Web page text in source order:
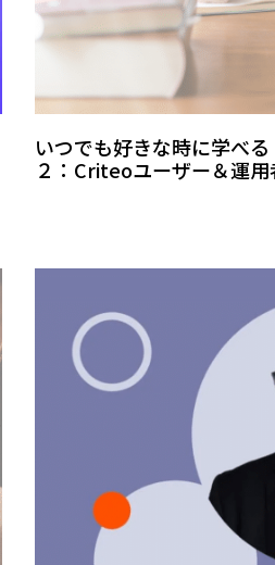
いつでも好きな時に学べ
２：Criteoユーザー＆運用